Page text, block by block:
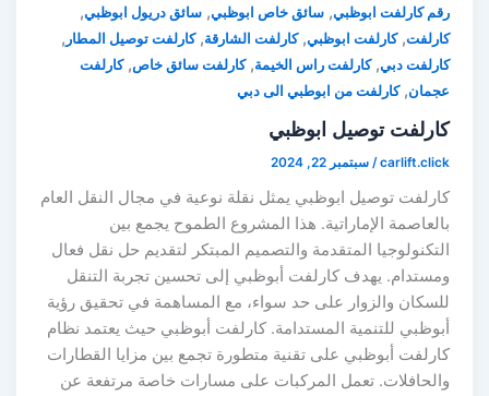
رقم كارلفت ابوظبي,سائق خاص ابوظبي,سائق دريول ابوظبي,
كارلفت,كارلفت ابوظبي,كارلفت الشارقة,كارلفت توصيل المطار ,
كارلفت دبي,كارلفت راس الخيمة,كارلفت سائق خاص,كارلفت
عجمان,كارلفت من ابوطبي الى دبي
كارلفت توصيل ابوظبي
carlift.click
/سبتمبر 22, 2024
كارلفت توصيل ابوظبي يمثل نقلة نوعية في مجال النقل العام
بالعاصمة الإماراتية. هذا المشروع الطموح يجمع بين
التكنولوجيا المتقدمة والتصميم المبتكر لتقديم حل نقل فعال
ومستدام. يهدف كارلفت أبوظبي إلى تحسين تجربة التنقل
للسكان والزوار على حد سواء، مع المساهمة في تحقيق رؤية
أبوظبي للتنمية المستدامة. كارلفت أبوظبي حيث يعتمد نظام
كارلفت أبوظبي على تقنية متطورة تجمع بين مزايا القطارات
والحافلات. تعمل المركبات على مسارات خاصة مرتفعة عن